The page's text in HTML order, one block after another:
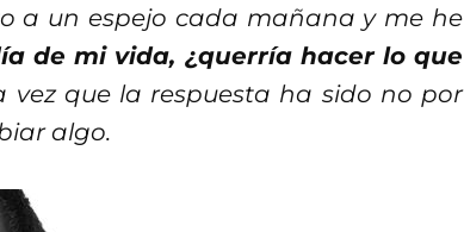
a un espejo cada mañana y me he
de mi vida, ¿querría hacer lo que
vez que la respuesta ha sido no por
algo.